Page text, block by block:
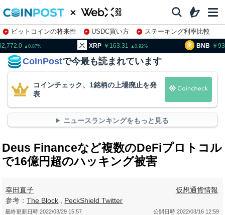
ビットコインの将来性 USDC買い方
ステーキング利率比較
株特集・関連銘柄
163.31 0.92 93,857.0
CoinPostで今最も読まれています
コインチェック、1銘柄の上場廃止を発
表
ニュースランキングをもっと見る
Deus Financeなど複数のDeFiプロトコル
で16億円超のハッキング被害
幸田直子
参考：The Block PeckShield Twitter
仮想通貨情報
公開日時:2022/03/16 12:59
最終更新日時:2022/03/29 15:57